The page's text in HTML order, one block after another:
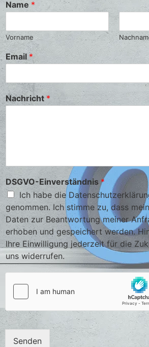
Name *
Vorname
Email*
Nachricht*
DSGVO-Einverständnis *
Ich habe die
genommen. Ich stimme zu, dass
Daten zur Beantwortung meiner
erhoben und gespeichert werden.
Ihre Einwilligung jederzeit für die
uns widerrufen.
Senden